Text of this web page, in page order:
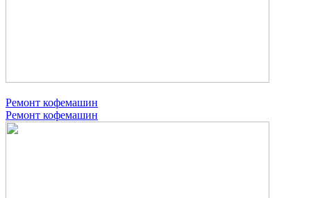
Ремонт кофемашин
Ремонт кофемашин